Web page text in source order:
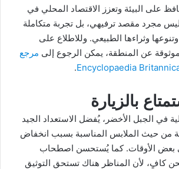
على البيئة وتعزز الاقتصاد المحلي في
مجرد مقصد ترفيهي، بل تجربة متكاملة
وثراءها الطبيعي. وللاطلاع على
عن المنطقة، يمكن الرجوع إلى مرجع
.
بالزيارة
في الجبل الأخضر، يُفضل الاستعداد الجيد
من حيث الملابس المناسبة بسبب انخفاض
بعض الأوقات. كما يُستحسن اصطحاب
كافٍ، لأن المناظر هناك تستحق التوثيق